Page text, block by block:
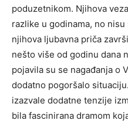
poduzetnikom. Njihova
razlike u godinama, no
njihova ljubavna priča
nešto više od godinu dana
pojavila su se nagađanja o
dodatno pogoršalo
izazvale dodatne tenzije
bila fascinirana dramom